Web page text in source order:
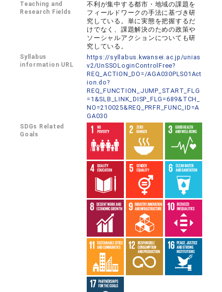
Teaching and
Research Fields
不利が集中する都市・地域の課題を
フィールドワークの手法に基づき研
究している。単に実態を把握するだ
けでなく、課題解決のための政策や
ソーシャルアクションについても研
究している。
Syllabus
information URL
https://syllabus.kwansei.ac.jp/unias
v2/UnSSOLoginControlFree?
REQ_ACTION_DO=/AGA030PLS01Act
ion.do?
REQ_FUNCTION_JUMP_START_FLG
=1&SLB_LINK_DISP_FLG=689&TCH_
NO=210025&REQ_PRFR_FUNC_ID=A
GA030
SDGs Related
Goals